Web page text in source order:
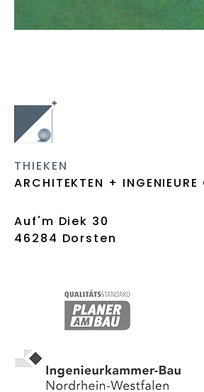
THIEKEN
ARCHITEKTEN + INGENIEURE
Auf'm Diek 30
46284 Dorsten